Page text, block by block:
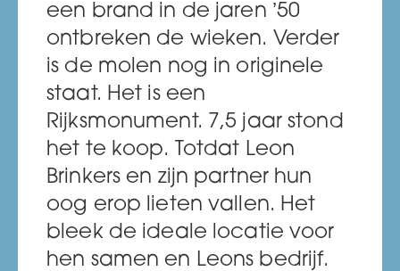
een brand in de jaren ’50
ontbreken de wieken. Verder
is de molen nog in originele
staat. Het is een
Rijksmonument. 7,5 jaar stond
het te koop. Totdat Leon
Brinkers en zijn partner hun
oog erop lieten vallen. Het
bleek de ideale locatie voor
hen samen en Leons bedrijf.